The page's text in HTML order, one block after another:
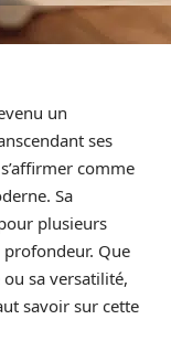
un
ses
comme
Sa
plusieurs
profondeur. Que
sa versatilité,
savoir sur cette